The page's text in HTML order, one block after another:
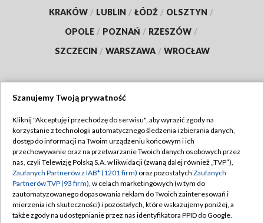
KRAKÓW / LUBLIN / ŁÓDŹ / OLSZTYN /
OPOLE / POZNAŃ / RZESZÓW /
SZCZECIN / WARSZAWA / WROCŁAW
TVP
Abonament TVP
Emisja w TVP
Centrum informacji TVP
Naziemna Telewizja Cyfrowa
Regulamin TVP
Polityka prywatności
Moje zgody
Pomoc
Szanujemy Twoją prywatność
Kliknij "Akceptuję i przechodzę do serwisu", aby wyrazić zgody na
korzystanie z technologii automatycznego śledzenia i zbierania danych,
dostęp do informacji na Twoim urządzeniu końcowym i ich
przechowywanie oraz na przetwarzanie Twoich danych osobowych przez
nas, czyli Telewizję Polską S.A. w likwidacji (zwaną dalej również „TVP”),
Zaufanych Partnerów z IAB* (1201 firm) oraz pozostałych Zaufanych
Partnerów TVP (93 firm), w celach marketingowych (w tym do
zautomatyzowanego dopasowania reklam do Twoich zainteresowań i
mierzenia ich skuteczności) i pozostałych, które wskazujemy poniżej, a
także zgody na udostępnianie przez nas identyfikatora PPID do Google.